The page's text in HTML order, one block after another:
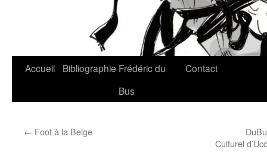
Accueil Bibliographie Frédéric du
Bus
Contact
← Foot à la Belge
Culturel